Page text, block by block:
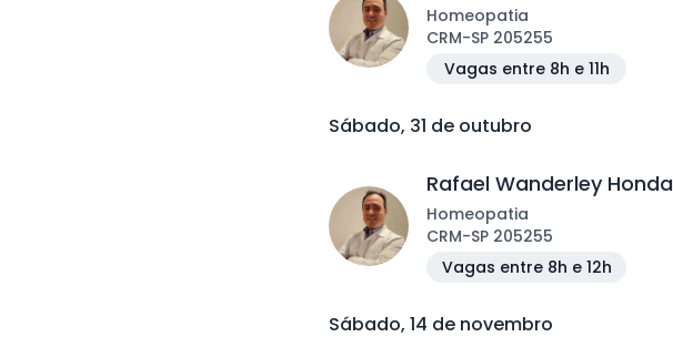
Homeopatia
CRM-SP 205255
Vagas entre 8h e 11h
Sábado, 31 de outubro
Rafael Wanderley Honda
Homeopatia
CRM-SP 205255
Vagas entre 8h e 12h
Sábado, 14 de novembro